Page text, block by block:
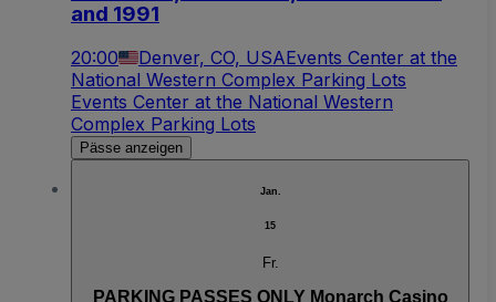
and 1991
20:00 Denver, CO, USAEvents Center at the
National Western Complex Parking Lots
Events Center at the National Western
Complex Parking Lots
Pässe anzeigen
Jan.
15
Fr.
PARKING PASSES ONLY Monarch Casino